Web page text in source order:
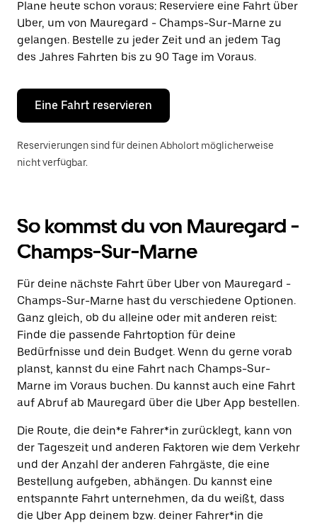
Datum
auszuwählen.
Drücke
die
Escape-
um
den
Kalender
schließen.
Plane heute schon voraus: Reserviere eine Fahrt über
Uber, um von Mauregard - Champs-Sur-Marne zu
gelangen. Bestelle zu jeder Zeit und an jedem Tag
des Jahres Fahrten bis zu 90 Tage im Voraus.
Eine Fahrt reservieren
Reservierungen sind für deinen Abholort möglicherweise
nicht verfügbar.
So kommst du von Mauregard -
Champs-Sur-Marne
Für deine nächste Fahrt über Uber von Mauregard -
Champs-Sur-Marne hast du verschiedene Optionen.
Ganz gleich, ob du alleine oder mit anderen reist:
Finde die passende Fahrtoption für deine
Bedürfnisse und dein Budget. Wenn du gerne vorab
planst, kannst du eine Fahrt nach Champs-Sur-
Marne im Voraus buchen. Du kannst auch eine Fahrt
auf Abruf ab Mauregard über die Uber App bestellen.
Die Route, die dein*e Fahrer*in zurücklegt, kann von
der Tageszeit und anderen Faktoren wie dem Verkehr
und der Anzahl der anderen Fahrgäste, die eine
Bestellung aufgeben, abhängen. Du kannst eine
entspannte Fahrt unternehmen, da du weißt, dass
die Uber App deinem bzw. deiner Fahrer*in die